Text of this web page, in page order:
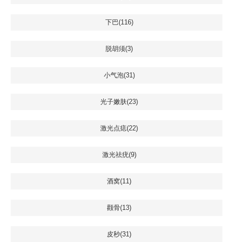
下巴(116)
脱胡须(3)
小气泡(31)
光子嫩肤(23)
激光点痣(22)
激光祛疣(9)
酒窝(11)
颧骨(13)
皮秒(31)